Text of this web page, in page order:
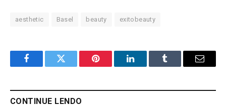
aesthetic Basel beauty exitobeauty
FacebookTwitter Pinterest LinkedInTumblr Email
CONTINUE LENDO